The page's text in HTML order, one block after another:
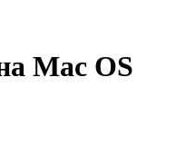
Mac OS